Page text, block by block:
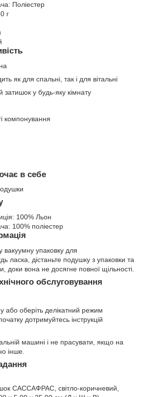
Поліестер
г
як для спальні, так і для вітальні
у будь-яку кімнату
компонування
в себе
100% Льон
100% поліестер
упаковку для
ласка, дістаньте подушку з упаковки та
доки вона не досягне повної щільності.
обслуговування
або оберіть делікатний режим
дотримуйтесь інструкцій
машині і не прасувати, якщо на
інше.
САССАФРАС, світло-коричневий,